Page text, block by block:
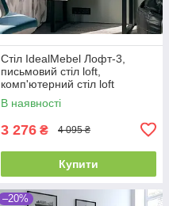
Стіл IdealMebel Лофт-3,
письмовий стіл loft,
комп'ютерний стіл loft
В наявності
3 276 ₴ 4 095 ₴
Купити
–20%